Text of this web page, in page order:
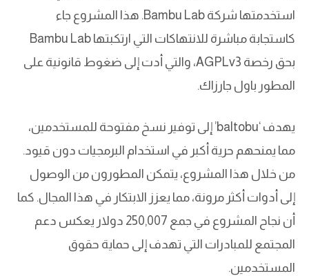
استخدمتها شركة Bambu Lab. هذا المشروع جاء
كاستجابة مباشرة للانتهاكات التي ارتكبتها Bambu Lab
بحق رخصة AGPLv3، والتي أدت إلى ضغوط قانونية على
المطور باول جارزاك.
يهدف ‘baltobu’ إلى توفير نسخ مفتوحة للمستخدمين،
مما يمنحهم حرية أكبر في استخدام البرمجيات دون قيود.
من خلال هذا المشروع، يتمكن المطورون من الوصول
إلى أدوات أكثر مرونة، مما يعزز الابتكار في هذا المجال. كما
أن نجاح المشروع في جمع 250,007 دولار يعكس دعم
المجتمع للمبادرات التي تهدف إلى حماية حقوق
المستخدمين.